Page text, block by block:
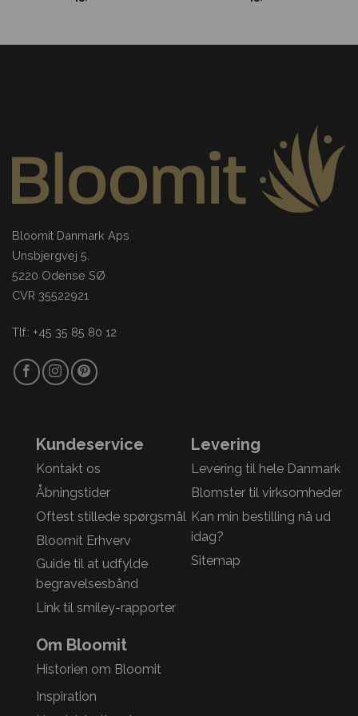
Bloomit Danmark Aps
Unsbjergvej 5.
5220 Odense SØ
CVR 35522921
Tlf.: +45 35 85 80 12
Kundeservice
Kontakt os
Åbningstider
Oftest stillede spørgsmål
Bloomit Erhverv
Guide til at udfylde
begravelsesbånd
Link til smiley-rapporter
Levering
Levering til hele Danmark
Blomster til virksomheder
Kan min bestilling nå ud
idag?
Sitemap
Om Bloomit
Historien om Bloomit
Inspiration